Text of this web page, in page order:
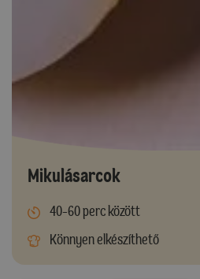
Mikulásarcok
40-60 perc között
Könnyen elkészíthető